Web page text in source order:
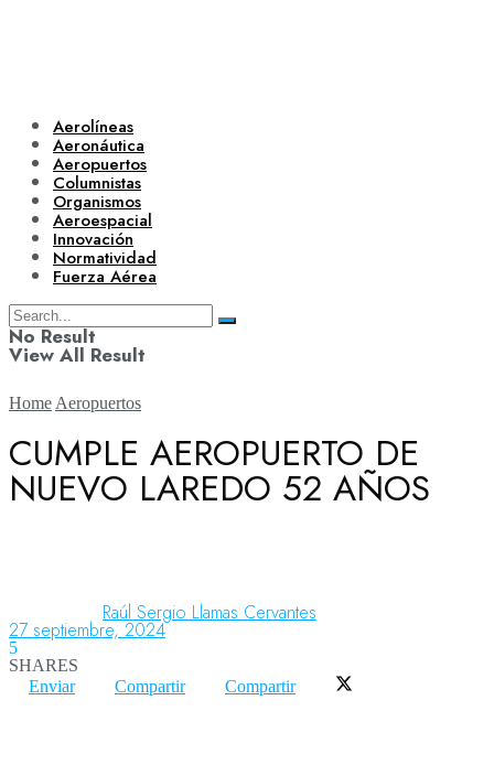
Aerolíneas
Aeronáutica
Aeropuertos
Columnistas
Organismos
Aeroespacial
Innovación
Normatividad
Fuerza Aérea
No Result
View All Result
Aerolíneas
Aeropuertos
Home Aeropuertos
CUMPLE AEROPUERTO DE
NUEVO LAREDO 52 AÑOS
Raúl Sergio Llamas Cervantes
27 septiembre, 2024
5
SHARES
Enviar
Compartir Compartir